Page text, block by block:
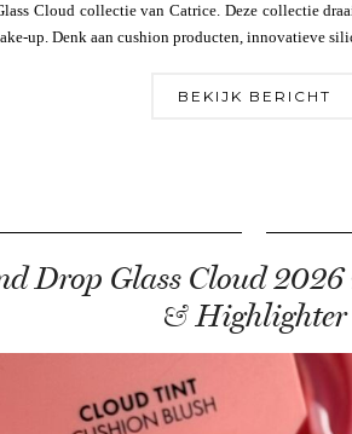
Cloud collectie van Catrice. Deze collectie
up. Denk aan cushion producten, innovatieve
BEKIJK BERICHT
Drop Glass Cloud
& Highlighter